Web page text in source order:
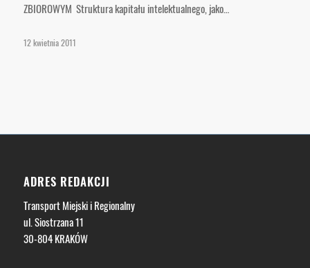
ZBIOROWYM Struktura kapitału intelektualnego, jako…
12 kwietnia 2011
ADRES REDAKCJI
Transport Miejski i Regionalny
ul. Siostrzana 11
30-804 KRAKÓW